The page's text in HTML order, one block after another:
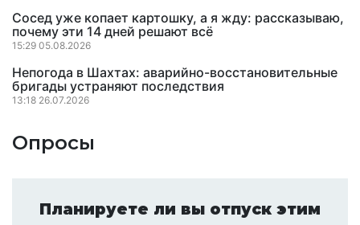
Сосед уже копает картошку, а я жду: рассказываю,
почему эти 14 дней решают всё
15:29 05.08.2026
Непогода в Шахтах: аварийно-восстановительные
бригады устраняют последствия
13:18 26.07.2026
Опросы
Планируете ли вы отпуск этим